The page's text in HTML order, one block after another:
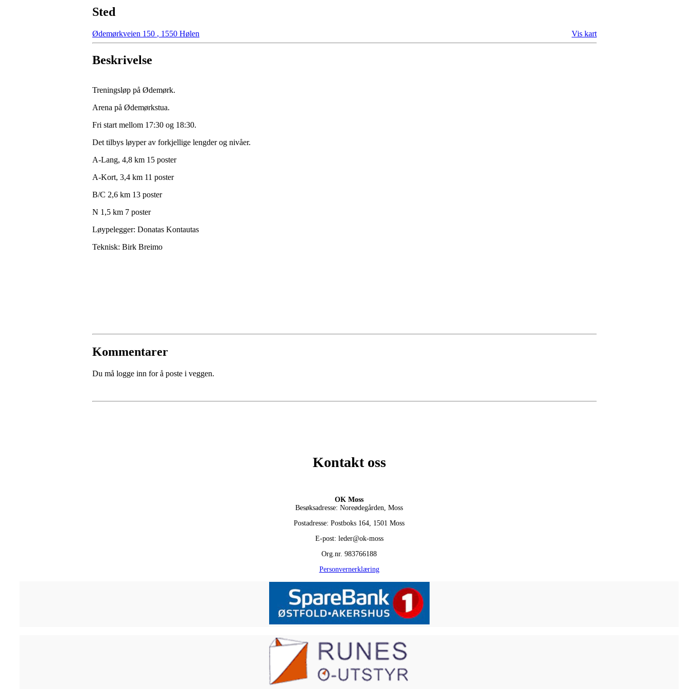
Sted
Ødemørkveien 150 , 1550 Hølen Vis kart
Beskrivelse
Treningsløp på Ødemørk.
Arena på Ødemørkstua.
Fri start mellom 17:30 og 18:30.
Det tilbys løyper av forkjellige lengder og nivåer.
A-Lang, 4,8 km 15 poster
A-Kort, 3,4 km 11 poster
B/C 2,6 km 13 poster
N 1,5 km 7 poster
Løypelegger: Donatas Kontautas
Teknisk: Birk Breimo
Kommentarer
Du må logge inn for å poste i veggen.
Kontakt oss
OK Moss
Besøksadresse: Noreødegården, Moss
Postadresse: Postboks 164, 1501 Moss
E-post: leder@ok-moss
Org.nr. 983766188
Personvernerklæring